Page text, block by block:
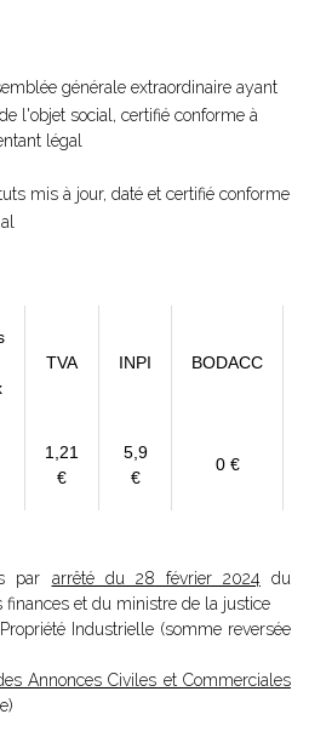
générale extraordinaire ayant
l'objet social, certifié conforme à
légal
mis à jour, daté et certifié conforme
TVA INPI BODACC
1,21
€
5,9
€
0 €
par arrêté du 28 février 2024 du
et du ministre de la justice
Industrielle (somme reversée
Annonces Civiles et Commerciales